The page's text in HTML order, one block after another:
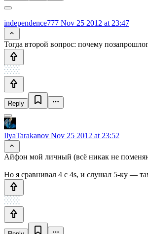
independence777 Nov 25 2012 at 23:47
Тогда второй вопрос: почему
Reply
IlyaTarakanov Nov 25 2012 at 23:52
Айфон мой личный (всё никак не поменяю
Но я сравнивал 4 с 4s, и слушал 5-ку —